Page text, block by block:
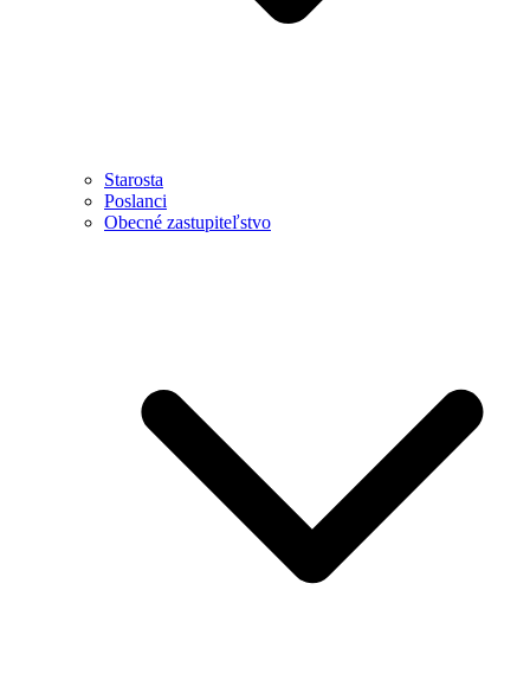
Starosta
Poslanci
Obecné zastupiteľstvo